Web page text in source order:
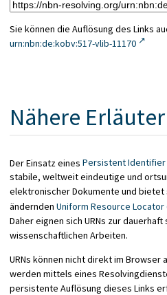
Sie können die Auflösung des Links
urn:nbn:de:kobv:517-vlib-11170
Nähere
Der Einsatz eines Persistent Identifier
stabile, weltweit eindeutige und
elektronischer Dokumente und bietet
ändernden Uniform Resource Locator
Daher eignen sich URNs zur
wissenschaftlichen Arbeiten.
URNs können nicht direkt im
werden mittels eines
persistente Auflösung dieses Links